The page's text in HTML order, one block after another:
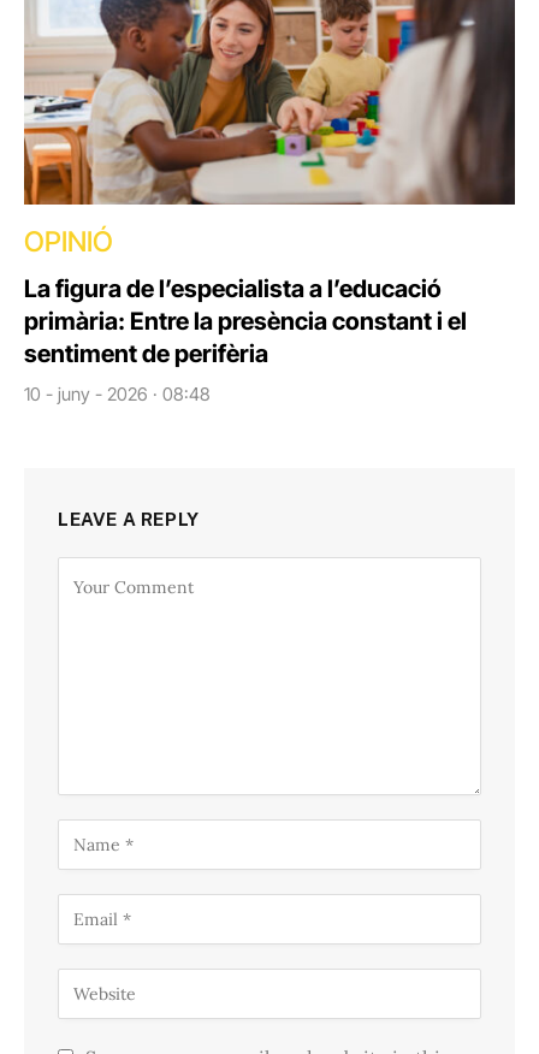
OPINIÓ
La figura de l’especialista a l’educació
primària: Entre la presència constant i el
sentiment de perifèria
10 - juny - 2026 · 08:48
LEAVE A REPLY